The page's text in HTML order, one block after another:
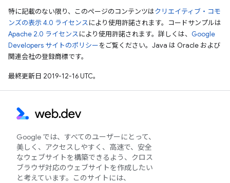
特に記載のない限り、このページのコンテンツはクリエイティブ・コモ
ンズの表示 4.0 ライセンスにより使用許諾されます。コードサンプルは
Apache 2.0 ライセンスにより使用許諾されます。詳しくは、 Google
Developers サイトのポリシーをご覧ください。Java は Oracle および
関連会社の登録商標です。
最終更新日 2019-12-16 UTC。
Google では、すべてのユーザーにとって、
美しく、アクセスしやすく、高速で、安全
なウェブサイトを構築できるよう、クロス
ブラウザ対応のウェブサイトを作成したい
と考えています。このサイトには、